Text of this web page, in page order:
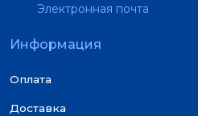
Электронная почта
Информация
Оплата
Доставка